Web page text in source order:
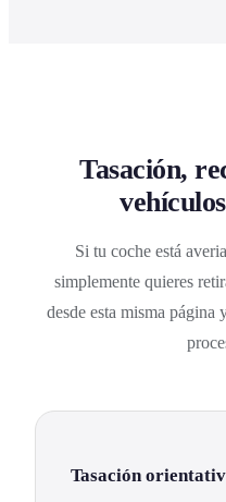
Tasación,
Si tu coche está
simplemente quieres
desde esta misma página
Tasación